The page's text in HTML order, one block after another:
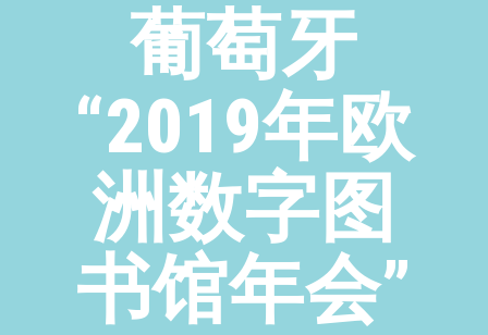
葡萄牙
“2019年欧
洲数字图
书馆年会”